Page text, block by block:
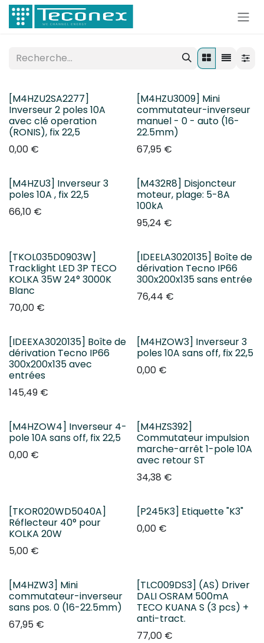
Se rendre au contenu
[M4HZU2SA2277]
Inverseur 2 poles 10A
avec clé operation
(RONIS), fix 22,5
0,00 €
[M4HZU3009] Mini
commutateur-inverseur
manuel - 0 - auto (16-
22.5mm)
67,95€
[M4HZU3] Inverseur 3
poles 10A , fix 22,5
66,10 €
[M432R8] Disjoncteur
moteur, plage: 5-8A
100kA
95,24 €
[TKOL035D0903W]
Tracklight LED 3P TECO
KOLKA 35W 24° 3000K
Blanc
70,00 €
[IDEELA3020135] Boîte de
dérivation Tecno IP66
300x200x135 sans entrée
76,44 €
[IDEEXA3020135] Boîte de
dérivation Tecno IP66
300x200x135 avec
entrées
145,49 €
[M4HZOW3] Inverseur 3
poles 10A sans off, fix 22,5
0,00€
[M4HZOW4] Inverseur 4-
pole 10A sans off, fix 22,5
0,00 €
[M4HZS392]
Commutateur impulsion
marche-arrêt 1-pole 10A
avec retour ST
34,38 €
[TKOR020WD5040A]
Réflecteur 40° pour
KOLKA 20W
5,00 €
[P245K3] Etiquette "K3"
0,00€
[M4HZW3] Mini
commutateur-inverseur
sans pos. 0 (16-22.5mm)
67,95 €
[TLC009DS3] (AS) Driver
DALI OSRAM 500mA
TECO KUANA S (3 pcs) +
anti-tract.
77,00€